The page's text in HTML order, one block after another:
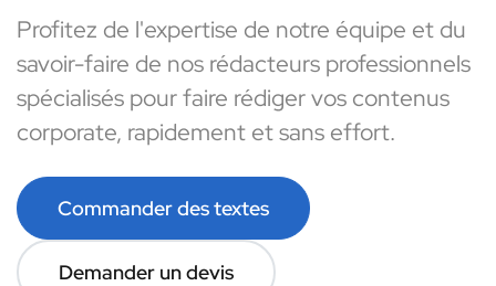
Profitez de l'expertise de notre équipe et du
savoir-faire de nos rédacteurs professionnels
spécialisés pour faire rédiger vos contenus
corporate, rapidement et sans effort.
Commander des textes
Demander un devis